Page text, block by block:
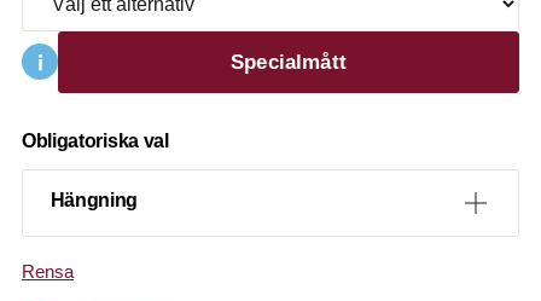
Specialmått
Obligatoriska val
Hängning
Rensa